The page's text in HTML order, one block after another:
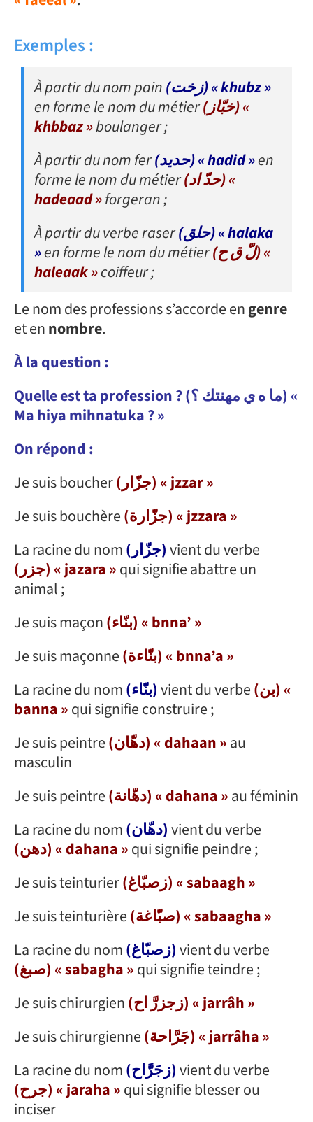
Exemples :
À partir du nom pain
(زخت) « khubz »
en forme le nom du métier(خبّاز) «
khbbaz »boulanger ;
À partir du nom fer
(حديد) « hadid »en
forme le nom du métier(حدّ اد) «
hadeaad »forgeran ;
À partir du verbe raser(حلق) « halaka
»en forme le nom du métier(لّّ ق ح) «
haleaak »coiffeur ;
Le nom des professions s’accorde engenre
et ennombre.
À la question :
Quelle est ta profession ? (ما ه ي مهنتك ؟) «
Ma hiya mihnatuka ? »
On répond :
Je suis boucher
(جزّار) « jzzar »
Je suis bouchère
(جزّارة) « jzzara »
La racine du nom
(جزّار)vient du verbe
(جزر) « jazara »qui signifie abattre un
animal ;
Je suis maçon
(بنّاء) « bnna’ »
Je suis maçonne
(بنّاءة) « bnna’a »
La racine du nom
(بنّاء)vient du verbe(بن) «
banna »qui signifie construire ;
Je suis peintre
(دهّان) « dahaan »au
masculin
Je suis peintre
(دهّانة) « dahana »au féminin
La racine du nom
(دهّان)vient du verbe
(دهن) « dahana »qui signifie peindre ;
Je suis teinturier
(زصبّاغ) « sabaagh »
Je suis teinturière
(صبّاغة) « sabaagha »
La racine du nom
(زصبّاغ)vient du verbe
(صبغ) « sabagha »qui signifie teindre ;
Je suis chirurgien
(زجزرَّ اح) « jarrâh »
Je suis chirurgienne
(جَرَّاحة) « jarrâha »
La racine du nom
(زجَرَّاح)vient du verbe
(جرح) « jaraha »qui signifie blesser ou
inciser